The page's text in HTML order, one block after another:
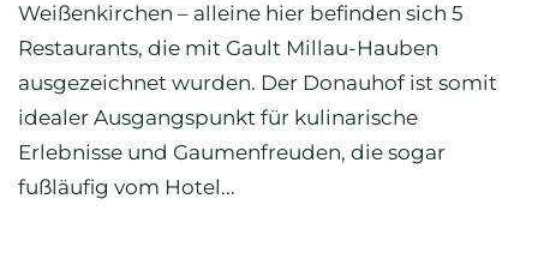
Weißenkirchen – alleine hier befinden sich 5
Restaurants, die mit Gault Millau-Hauben
ausgezeichnet wurden. Der Donauhof ist somit
idealer Ausgangspunkt für kulinarische
Erlebnisse und Gaumenfreuden, die sogar
fußläufig vom Hotel...